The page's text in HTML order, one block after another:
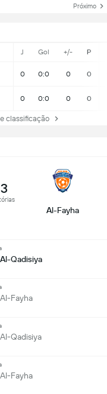
Próximo
J Gol +/- P
0 0:0 0 0
0 0:0 0 0
classificação
3
Al-Fayha
Al-Qadisiya
Al-Fayha
Al-Qadisiya
Al-Fayha